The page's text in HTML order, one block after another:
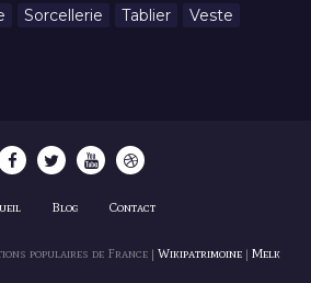
Sorcellerie Tablier Veste
Blog Contact
populaires de France | Wikipatrimoine| Melk